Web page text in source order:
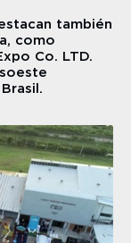
también
como
Co. LTD.